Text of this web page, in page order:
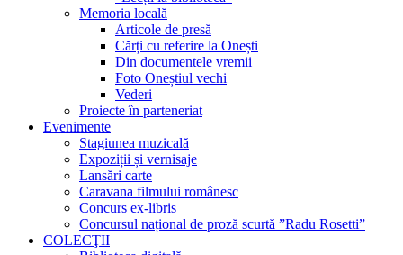
Memoria locală
Articole de presă
Cărți cu referire la Onești
Din documentele vremii
Foto Oneștiul vechi
Vederi
Proiecte în parteneriat
Evenimente
Stagiunea muzicală
Expoziții și vernisaje
Lansări carte
Caravana filmului românesc
Concurs ex-libris
Concursul național de proză scurtă ”Radu Rosetti”
COLECŢII